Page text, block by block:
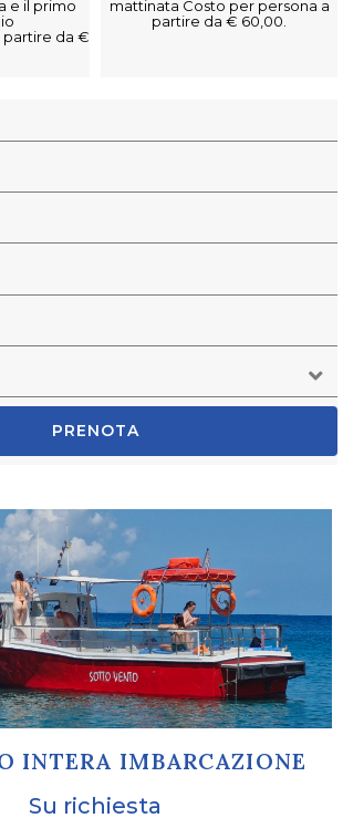
e il primo
partire da €
mattinata Costo per persona a
partire da € 60,00.
PRENOTA
INTERA IMBARCAZIONE
Su richiesta